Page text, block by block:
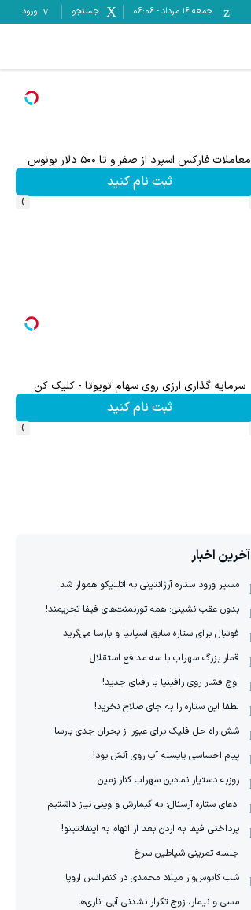
جمعه ۱۶ مرداد -
06:06 جستجو ورود
معاملات فارکس اسپرد از صفر و تا ۵۰۰ دلار بونوس
ثبت نام کنید
›
سرمایه گذاری ارزی روی سهام تویوتا - کلیک کن
ثبت نام کنید
›
آخرین اخبار
مسیر ورود ستاره آرژانتینی به اتلتیکو هموار شد
بدون عقب نشینی: همه تورنمنت‌های فیفا تحریمند!
فوتبال برای ستاره سابق اسپانیا و بارسا می‌گرید
قمار بزرگ سهراب با سه مدافع استقلال
اوج فشار روی رافینیا با رقبای جدید!
لطفا این ستاره را به جای صلاح نخرید!
شش راه حل فلیک برای عبور از بحران جدی بارسا
پیام احساسی یایسله آب روی آتش بود!
روزبه دستیار نمادین سهراب کنار زمین
ادعای ستاره آرسنال: به گیمارش و وینی نیاز داشتیم
پرداختی فیفا به اردن بعد از اتهام به اینفانتینو!
جلسه تمرینی شیاطین سرخ
شب کابوس‌وار میلاد محمدی در کنفرانس اروپا
مسی و نیمار، زوج تکرار نشدنی آبی اناری‌ها